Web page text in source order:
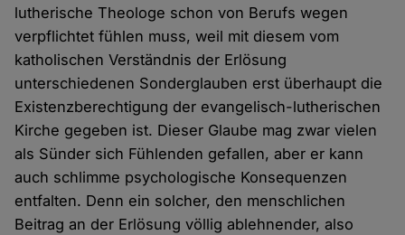
lutherische Theologe schon von Berufs wegen
verpflichtet fühlen muss, weil mit diesem vom
katholischen Verständnis der Erlösung
unterschiedenen Sonderglauben erst überhaupt die
Existenzberechtigung der evangelisch-lutherischen
Kirche gegeben ist. Dieser Glaube mag zwar vielen
als Sünder sich Fühlenden gefallen, aber er kann
auch schlimme psychologische Konsequenzen
entfalten. Denn ein solcher, den menschlichen
Beitrag an der Erlösung völlig ablehnender, also